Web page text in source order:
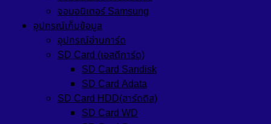
จอมอนิเตอร์ Samsung
อุปกรณ์เก็บข้อมูล
อุปกรณ์อ่านการ์ด
SD Card (เอสดีการ์ด)
SD Card Sandisk
SD Card Adata
SD Card HDD(ฮาร์ดดิส)
SD Card WD